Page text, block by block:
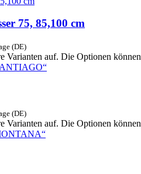
75, 85,100 cm
(DE)
Varianten auf. Die Optionen
(DE)
Varianten auf. Die Optionen